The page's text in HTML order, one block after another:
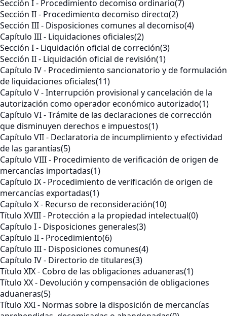
Sección I - Procedimiento decomiso ordinario(7)
Sección II - Procedimiento decomiso directo(2)
Sección III - Disposiciones comunes al decomiso(4)
Capítulo III - Liquidaciones oficiales(2)
Sección I - Liquidación oficial de correción(3)
Sección II - Liquidación oficial de revisión(1)
Capítulo IV - Procedimiento sancionatorio y de formulación
de liquidaciones oficiales(11)
Capítulo V - Interrupción provisional y cancelación de la
autorización como operador económico autorizado(1)
Capítulo VI - Trámite de las declaraciones de corrección
que disminuyen derechos e impuestos(1)
Capítulo VII - Declaratoria de incumplimiento y efectividad
de las garantías(5)
Capítulo VIII - Procedimiento de verificación de origen de
mercancías importadas(1)
Capítulo IX - Procedimiento de verificación de origen de
mercancías exportadas(1)
Capítulo X - Recurso de reconsideración(10)
Título XVIII - Protección a la propiedad intelectual(0)
Capítulo I - Disposiciones generales(3)
Capítulo II - Procedimiento(6)
Capítulo III - Disposiciones comunes(4)
Capítulo IV - Directorio de titulares(3)
Título XIX - Cobro de las obligaciones aduaneras(1)
Título XX - Devolución y compensación de obligaciones
aduaneras(5)
Título XXI - Normas sobre la disposición de mercancías